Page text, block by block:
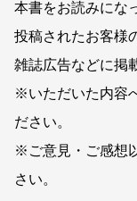
本書をお読みにな
投稿されたお客様
雑誌広告などに掲
※いただいた内容
ださい。
※ご意見・ご感想
さい。